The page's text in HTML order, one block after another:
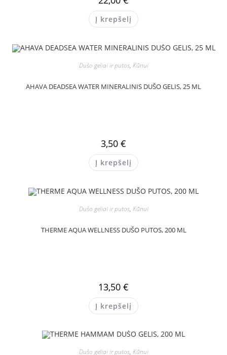
Į krepšelį
Dušo geliai ir putos, Kūnui
AHAVA DEADSEA WATER MINERALINIS DUŠO GELIS, 25 ML
3,50 €
Į krepšelį
Dušo geliai ir putos, Kūnui
THERME AQUA WELLNESS DUŠO PUTOS, 200 ML
13,50 €
Į krepšelį
Dušo geliai ir putos, Kūnui